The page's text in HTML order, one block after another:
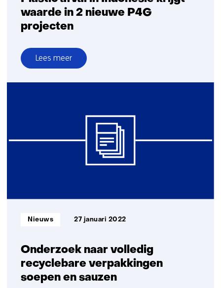
waarde in 2 nieuwe P4G
projecten
Lees meer
over
Plastic
waarde
projecten
Onderzoek naar volledig
recyclebare verpakkingen
soepen en sauzen
Informatietype:
Nieuws 27 januari 2022